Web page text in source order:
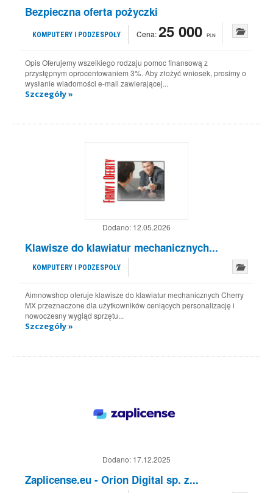
Bezpieczna oferta pożyczki
KOMPUTERY I PODZESPOŁY Cena:25 000 PLN
Opis Oferujemy wszelkiego rodzaju pomoc finansową z
przystępnym oprocentowaniem 3%. Aby złożyć wniosek, prosimy o
wysłanie wiadomości e-mail zawierającej...
Szczegóły »
Dodano: 12.05.2026
Klawisze do klawiatur mechanicznych...
KOMPUTERY I PODZESPOŁY
Aimnowshop oferuje klawisze do klawiatur mechanicznych Cherry
MX przeznaczone dla użytkowników ceniących personalizację i
nowoczesny wygląd sprzętu...
Szczegóły »
Dodano: 17.12.2025
Zaplicense.eu - Orion Digital sp. z...